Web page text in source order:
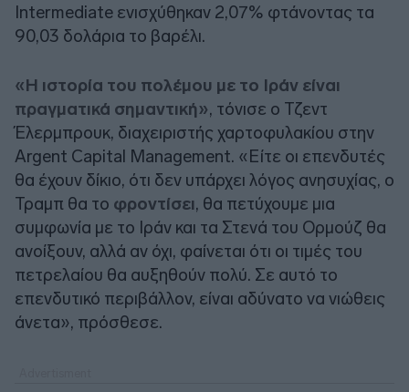
Intermediate ενισχύθηκαν 2,07% φτάνοντας τα
90,03 δολάρια το βαρέλι.
«Η ιστορία του πολέμου με το Ιράν είναι
πραγματικά σημαντική», τόνισε ο Τζεντ
Έλερμπρουκ, διαχειριστής χαρτοφυλακίου στην
Argent Capital Management. «Είτε οι επενδυτές
θα έχουν δίκιο, ότι δεν υπάρχει λόγος ανησυχίας, ο
Τραμπ θα το φροντίσει, θα πετύχουμε μια
συμφωνία με το Ιράν και τα Στενά του Ορμούζ θα
ανοίξουν, αλλά αν όχι, φαίνεται ότι οι τιμές του
πετρελαίου θα αυξηθούν πολύ. Σε αυτό το
επενδυτικό περιβάλλον, είναι αδύνατο να νιώθεις
άνετα», πρόσθεσε.